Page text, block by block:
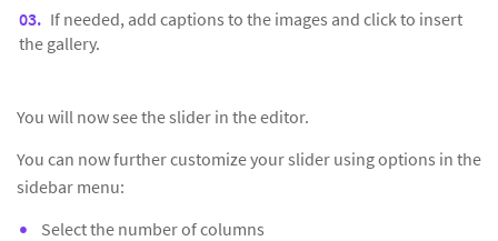
If needed, add captions to the images and click to insert
the gallery.
You will now see the slider in the editor.
You can now further customize your slider using options in the
sidebar menu:
Select the number of columns